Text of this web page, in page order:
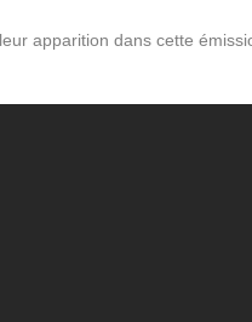
apparition dans cette